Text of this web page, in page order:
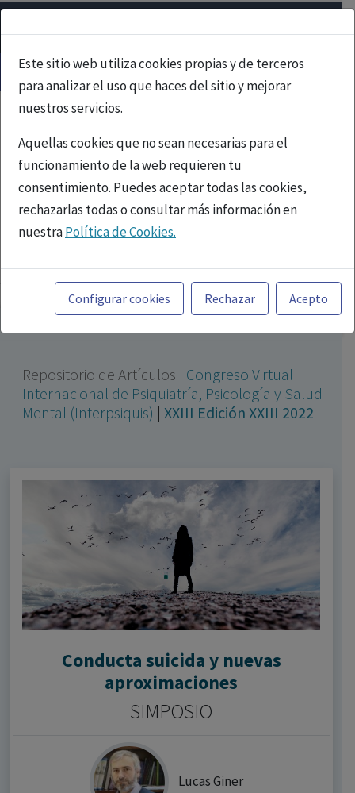
Este sitio web utiliza cookies propias y de terceros
para analizar el uso que haces del sitio y mejorar
nuestros servicios.
Aquellas cookies que no sean necesarias para el
funcionamiento de la web requieren tu
consentimiento. Puedes aceptar todas las cookies,
rechazarlas todas o consultar más información en
nuestraPolítica de Cookies.
Toda la información incluida en la Página Web está
referida a productos del mercado español y, por
tanto, dirigida a profesionales sanitarios legalmente
facultados para prescribir o dispensar medicamentos
fármacos se facilita a título meramente informativo,
siendo responsabilidad de los profesionales
facultados prescribir medicamentos y decidir, en cada
Configurar cookies Rechazar Acepto
Repositorio de Artículos | Congreso Virtual
Internacional de Psiquiatría, Psicología y Salud
Mental (Interpsiquis) | XXIII Edición XXIII 2022
Conducta suicida y nuevas
aproximaciones
SIMPOSIO
Lucas Giner